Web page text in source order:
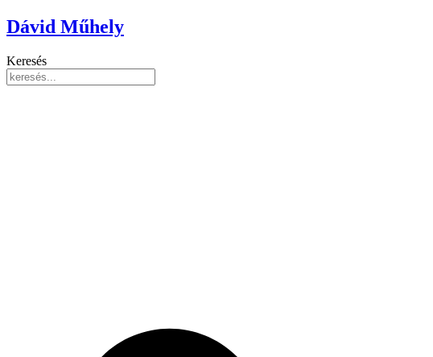
Ugrás
a
Dávid Műhely
Keresés